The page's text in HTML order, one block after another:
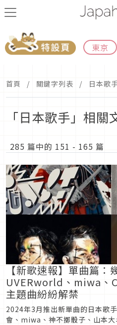
東京
首頁 關鍵字列表 日本歌
「日本歌手」相關
285 篇中的 151 - 165 篇
【新歌速報】單曲篇：
UVERworld、miwa、
主題曲紛紛解禁
2024年3月推出新單曲的日本歌
會、miwa、神不擲骰子、山本